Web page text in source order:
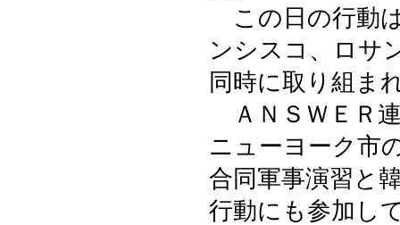
この日の行動
ンシスコ、ロサ
同時に取り組ま
ＡＮＳＷＥＲ
ニューヨーク市
合同軍事演習と
行動にも参加し